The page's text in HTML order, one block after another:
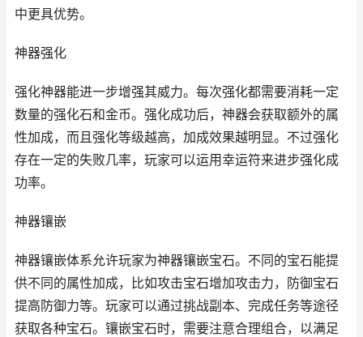
中更具优势。
神器强化
强化神器能进一步增强其威力。每次强化都需要消耗一定
数量的强化石和金币。强化成功后，神器会获取额外的属
性加成，而且强化等级越高，加成效果越明显。不过强化
存在一定的失败几率，玩家可以运用幸运符来进步强化成
功率。
神器镶嵌
神器镶嵌体系允许玩家为神器镶嵌宝石。不同的宝石能提
供不同的属性加成，比如攻击宝石增加攻击力，防御宝石
提高防御力等。玩家可以通过挑战副本、完成任务等途径
获取各种宝石。镶嵌宝石时，需要注意合理组合，以满足